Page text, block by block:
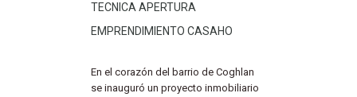
TECNICA APERTURA
EMPRENDIMIENTO CASAHO
En el corazón del barrio de Coghlan
se inauguró un proyecto inmobiliario